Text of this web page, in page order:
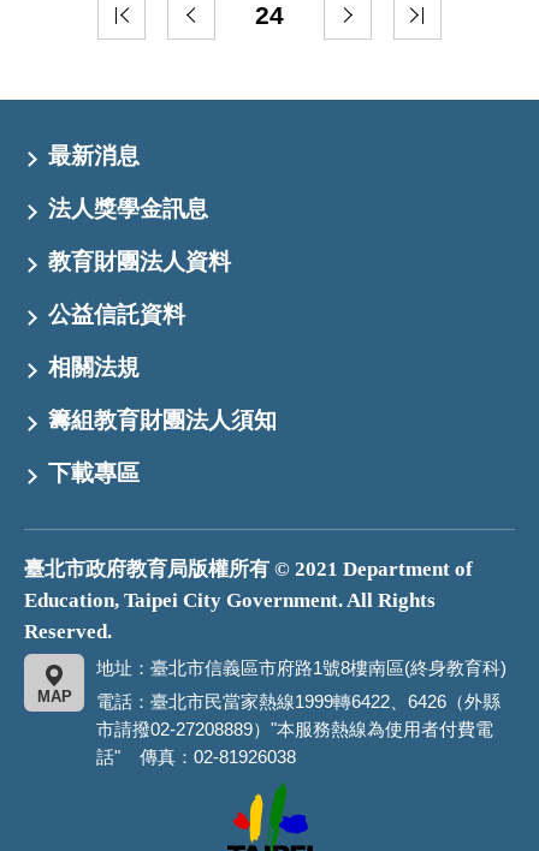
24
最新消息
法人獎學金訊息
教育財團法人資料
公益信託資料
相關法規
籌組教育財團法人須知
下載專區
臺北市政府教育局版權所有 © 2021 Department of
Education, Taipei City Government. All Rights
Reserved.
地址：臺北市信義區市府路1號8樓南區(終身教育科)
MAP
電話：臺北市民當家熱線1999轉6422、6426（外縣
市請撥02-27208889）"本服務熱線為使用者付費電
話" 傳真：02-81926038
市
政